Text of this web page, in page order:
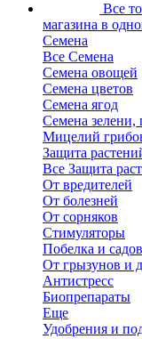
Все
магазина в
Семена
Все Семена
Семена овощей
Семена цветов
Семена ягод
Семена зелени,
Мицелий
Защита
Все Защита
От вредителей
От болезней
От сорняков
Стимуляторы
Побелка и
От грызунов и
Антистресс
Биопрепараты
Еще
Удобрения и